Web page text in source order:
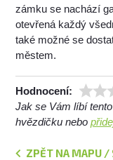
zámku se nachází
otevřená každý
také možné se
městem.
Hodnocení:
Jak se Vám líbí
hvězdičku nebo
ZPĚT NA MAPU /